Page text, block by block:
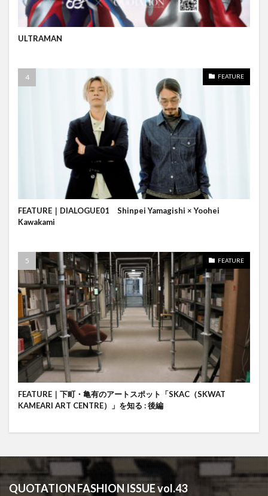
ULTRAMAN
FEATURE
FEATURE｜DIALOGUE01 Shinpei Yamagishi × Yoohei
Kawakami
FEATURE
FEATURE｜下町・亀有のアートスポット「SKAC（SKWAT
KAMEARI ART CENTRE）」を知る : 後編
QUOTATION FASHION ISSUE vol.43